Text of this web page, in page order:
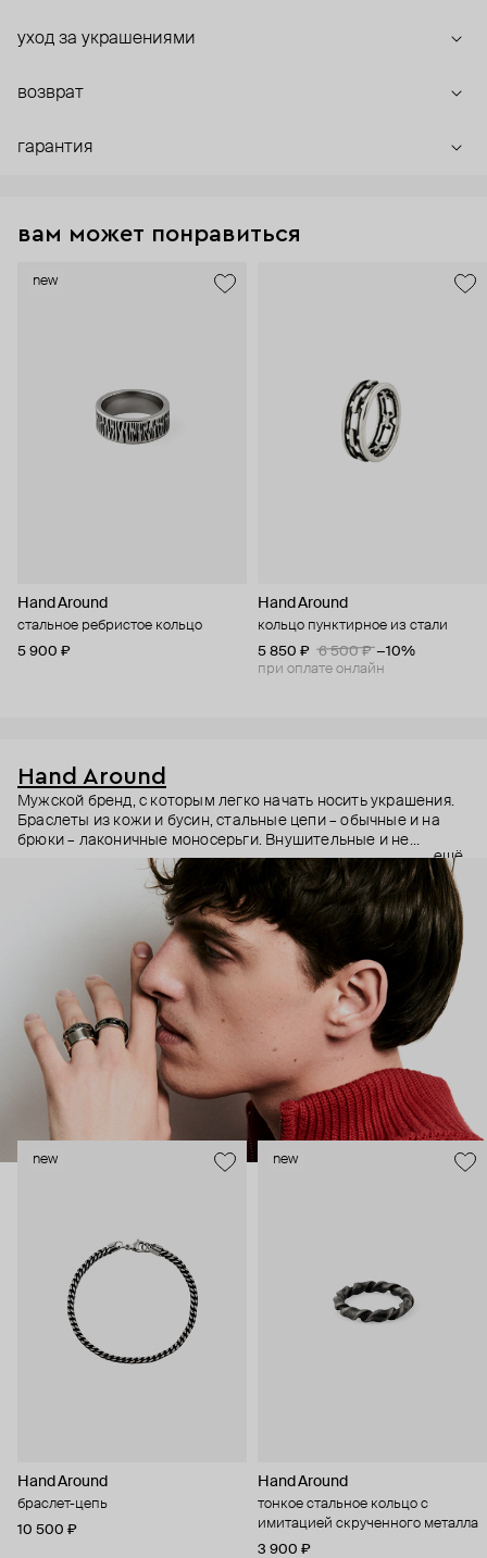
уход за украшениями
возврат
гарантия
вам может понравиться
new
Hand Around
стальное ребристое кольцо
5 900 ₽
Hand Around
кольцо пунктирное из стали
5 850 ₽
6 500 ₽ −10%
при оплате онлайн
Hand Around
Мужской бренд, с которым легко начать носить украшения.
Браслеты из кожи и бусин, стальные цепи – обычные и на
брюки – лаконичные моносерьги. Внушительные и не
слишком броские украшения, которые впишутся в любойещё
new
Hand Around
браслет-цепь
10 500 ₽
new
Hand Around
тонкое стальное кольцо с
имитацией скрученного металла
3 900 ₽